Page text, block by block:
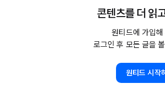
콘텐츠를 더 읽
원티드에 가입해
로그인 후 모든 글을
원티드 시작